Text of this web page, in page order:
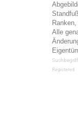
Alle
Registered